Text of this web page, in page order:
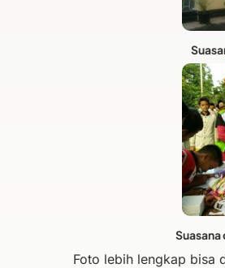
Foto lebih lengkap bisa